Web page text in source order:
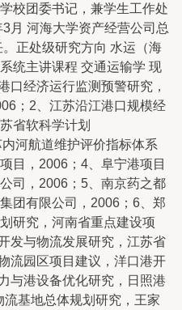
校团委书记，兼学生工作处
月 河海大学资产经营公司总
正处级研究方向 水运（海
统主讲课程 交通运输学 现
口经济运行监测预警研究，
；2、江苏沿江港口规模经
省软科学计划
河航道维护评价指标体系
目，2006；4、阜宁港项目
司，2006；5、南京药之都
团有限公司，2006；6、郑
研究，河南省重点建设项
发与物流发展研究，江苏省
流园区项目建议，洋口港开
与港设备优化研究，日照港
基地总体规划研究，王家